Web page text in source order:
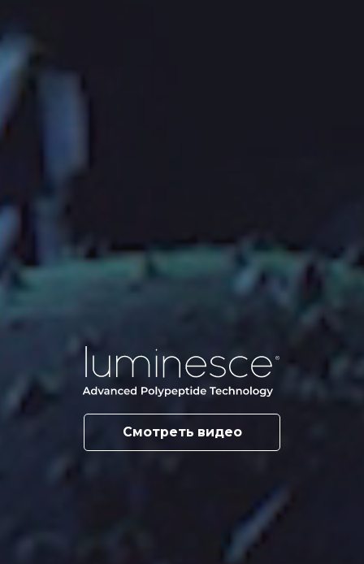
Смотреть видео